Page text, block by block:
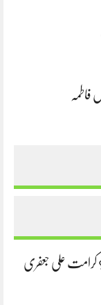
فاطمہ
کرامت علی جعفری